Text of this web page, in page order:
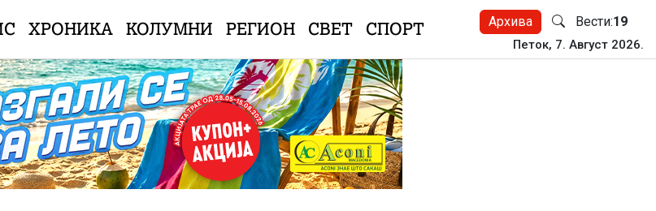
ХРОНИКА КОЛУМНИ РЕГИОН СВЕТ СПОРТ Архива Вести:19
Петок, 7. Август 2026.